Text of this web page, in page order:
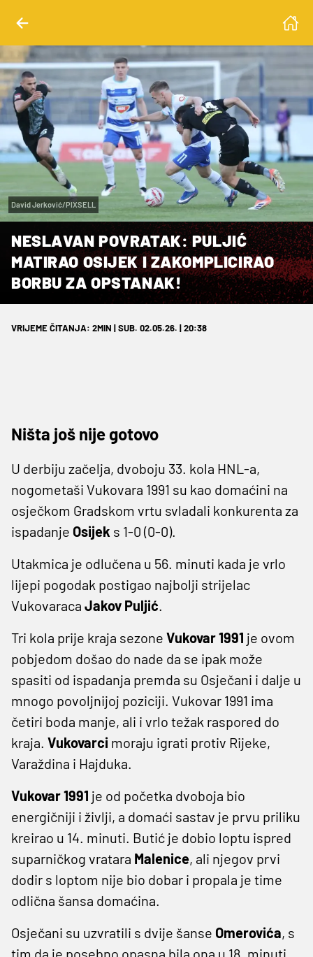
David Jerković/PIXSELL
NESLAVAN POVRATAK: PULJIĆ
MATIRAO OSIJEK I ZAKOMPLICIRAO
BORBU ZA OPSTANAK!
VRIJEME ČITANJA: 2MIN | SUB. 02.05.26. | 20:38
Ništa još nije gotovo
U derbiju začelja, dvoboju 33. kola HNL-a,
nogometaši Vukovara 1991 su kao domaćini na
osječkom Gradskom vrtu svladali konkurenta za
ispadanje Osijek s 1-0 (0-0).
Utakmica je odlučena u 56. minuti kada je vrlo
lijepi pogodak postigao najbolji strijelac
Vukovaraca Jakov Puljić.
Tri kola prije kraja sezone Vukovar 1991 je ovom
pobjedom došao do nade da se ipak može
spasiti od ispadanja premda su Osječani i dalje u
mnogo povoljnijoj poziciji. Vukovar 1991 ima
četiri boda manje, ali i vrlo težak raspored do
kraja. Vukovarci moraju igrati protiv Rijeke,
Varaždina i Hajduka.
Vukovar 1991 je od početka dvoboja bio
energičniji i življi, a domaći sastav je prvu priliku
kreirao u 14. minuti. Butić je dobio loptu ispred
suparničkog vratara Malenice, ali njegov prvi
dodir s loptom nije bio dobar i propala je time
odlična šansa domaćina.
Osječani su uzvratili s dvije šanse Omerovića, s
tim da je posebno opasna bila ona u 18. minuti.